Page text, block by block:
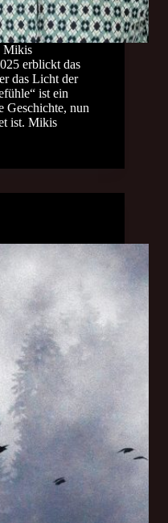
Mikis
erblickt das
das Licht der
ist ein
Geschichte, nun
ist. Mikis